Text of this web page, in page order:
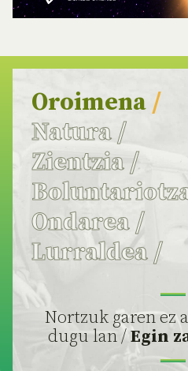
Oroimena /
Natura/
Zientzia /
Ondarea/
Lurraldea/
Nortzuk garen ez
dugu lan /Egin